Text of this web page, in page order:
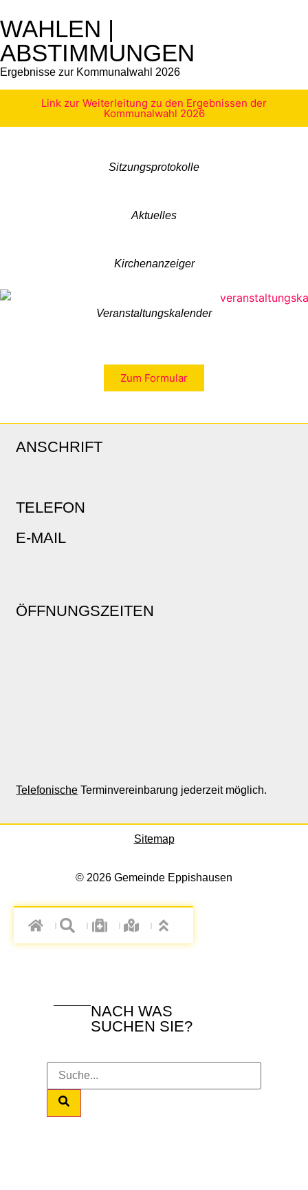
WAHLEN |
ABSTIMMUNGEN
Ergebnisse zur Kommunalwahl 2026
Link zur Weiterleitung zu den Ergebnissen der
Kommunalwahl 2026
Sitzungsprotokolle
Aktuelles
Kirchenanzeiger
Veranstaltungskalender
Zum Formular
ANSCHRIFT
TELEFON
E-MAIL
ÖFFNUNGSZEITEN
Telefonische Terminvereinbarung jederzeit möglich.
Sitemap
© 2026 Gemeinde Eppishausen
NACH WAS
SUCHEN SIE?